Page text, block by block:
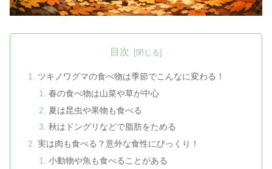
目次
ツキノワグマの食べ物は季節でこんなに変わる！
春の食べ物は山菜や草が中心
夏は昆虫や果物も食べる
秋はドングリなどで脂肪をためる
実は肉も食べる？意外な食性にびっくり！
小動物や魚も食べることがある